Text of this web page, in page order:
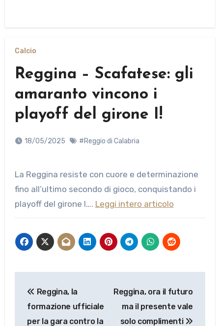
Calcio
Reggina – Scafatese: gli
amaranto vincono i
playoff del girone I!
18/05/2025 #Reggio di Calabria
La Reggina resiste con cuore e determinazione
fino all’ultimo secondo di gioco, conquistando i
playoff del girone I…. Leggi intero articolo
articoli
Reggina, la
formazione ufficiale
per la gara contro la
Reggina, ora il futuro
ma il presente vale
solo complimenti